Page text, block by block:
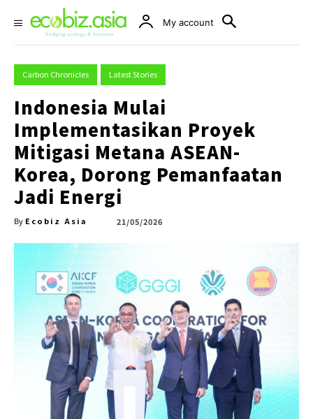
My account
Carbon Chronicles Latest Stories
Indonesia Mulai
Implementasikan Proyek
Mitigasi Metana ASEAN-
Korea, Dorong Pemanfaatan
Jadi Energi
By Ecobiz Asia 21/05/2026